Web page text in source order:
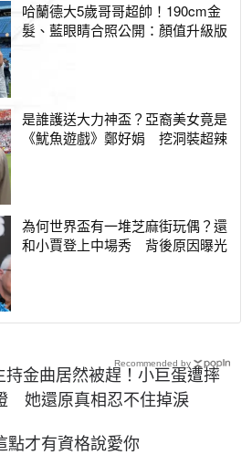
哈蘭德大5歲哥哥超帥！190cm金
髮、藍眼睛合照公開：顏值升級版
是誰護送大力神盃？亞裔美女竟是
《魷魚遊戲》鄭好娟 挖洞裝超辣
為何世界盃有一堆芝麻街玩偶？還
和小賈登上中場秀 背後原因曝光
持金曲居然被趕！小巨蛋遭摔
她還原真相忍不住掉淚
點才有資格說愛你
Recommended by